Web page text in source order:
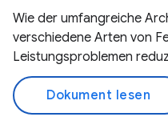
Wie der umfangreiche
verschiedene Arten von
Leistungsproblemen
Dokument lesen